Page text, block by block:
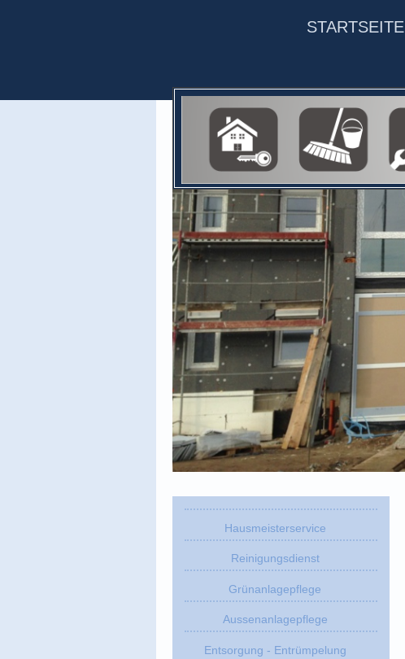
STARTSEITE
Hausmeisterservice
Reinigungsdienst
Grünanlagepflege
Aussenanlagepflege
Entsorgung - Entrümpelung